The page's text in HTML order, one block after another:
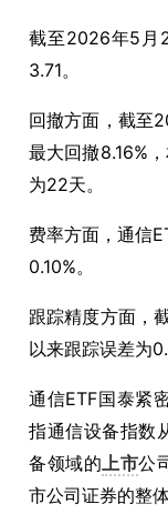
截至2026年5月
3.71。
回撤方面，截至
最大回撤8.16%
为22天。
费率方面，通信
0.10%。
跟踪精度方面，
以来跟踪误差为
通信ETF国泰紧
指通信设备指数
备领域的上市公
市公司证券的整体